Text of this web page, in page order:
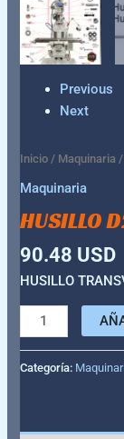
Previous
Next
Inicio / Maquinaria /
Maquinaria
HUSILLO
90.48 USD
HUSILLO
Categoría: